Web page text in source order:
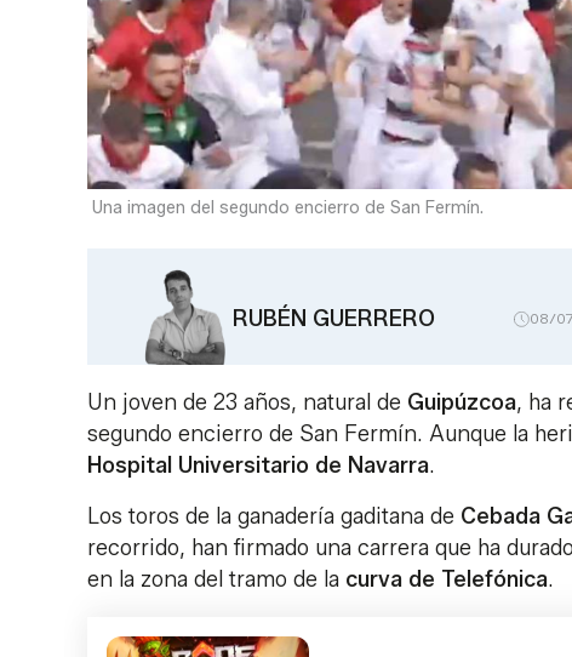
Una imagen del segundo encierro de San Fermín.
RUBÉN GUERRERO 08/
Un joven de 23 años, natural de Guipúzcoa, ha
segundo encierro de San Fermín. Aunque la
Hospital Universitario de Navarra.
Los toros de la ganadería gaditana de Cebada
recorrido, han firmado una carrera que ha
en la zona del tramo de la curva de Telefónica.